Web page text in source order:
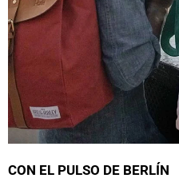
CON EL PULSO DE BERLÍN